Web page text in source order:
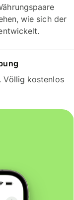
wie sich der
Völlig kostenlos